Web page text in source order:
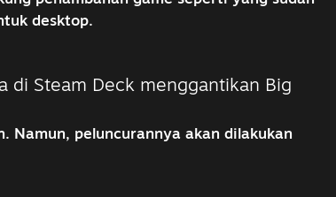
desktop.
di Steam Deck menggantikan Big
Namun, peluncurannya akan dilakukan